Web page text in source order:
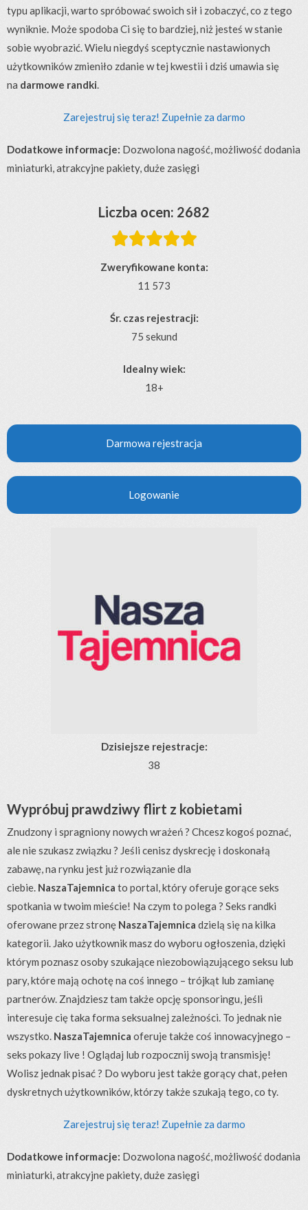
typu aplikacji, warto spróbować swoich sił i zobaczyć, co z tego
wyniknie. Może spodoba Ci się to bardziej, niż jesteś w stanie
sobie wyobrazić. Wielu niegdyś sceptycznie nastawionych
użytkowników zmieniło zdanie w tej kwestii i dziś umawia się
na darmowe randki.
Zarejestruj się teraz! Zupełnie za darmo
Dodatkowe informacje: Dozwolona nagość, możliwość dodania
miniaturki, atrakcyjne pakiety, duże zasięgi
Liczba ocen: 2682

Zweryfikowane konta:
11 573
Śr. czas rejestracji:
75 sekund
Idealny wiek:
18+
Darmowa rejestracja
Logowanie
Dzisiejsze rejestracje:
38
Wypróbuj prawdziwy flirt z kobietami
Znudzony i spragniony nowych wrażeń ? Chcesz kogoś poznać,
ale nie szukasz związku ? Jeśli cenisz dyskrecję i doskonałą
zabawę, na rynku jest już rozwiązanie dla
ciebie. NaszaTajemnica to portal, który oferuje gorące seks
spotkania w twoim mieście! Na czym to polega ? Seks randki
oferowane przez stronę NaszaTajemnica dzielą się na kilka
kategorii. Jako użytkownik masz do wyboru ogłoszenia, dzięki
którym poznasz osoby szukające niezobowiązującego seksu lub
pary, które mają ochotę na coś innego – trójkąt lub zamianę
partnerów. Znajdziesz tam także opcję sponsoringu, jeśli
interesuje cię taka forma seksualnej zależności. To jednak nie
wszystko. NaszaTajemnica oferuje także coś innowacyjnego –
seks pokazy live ! Oglądaj lub rozpocznij swoją transmisję!
Wolisz jednak pisać ? Do wyboru jest także gorący chat, pełen
dyskretnych użytkowników, którzy także szukają tego, co ty.
Zarejestruj się teraz! Zupełnie za darmo
Dodatkowe informacje: Dozwolona nagość, możliwość dodania
miniaturki, atrakcyjne pakiety, duże zasięgi